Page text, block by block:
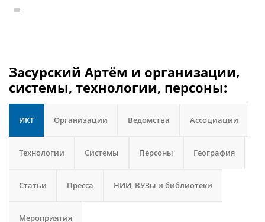
Засурский Артём и организации,
системы, технологии, персоны:
ИКТ Организации Ведомства Ассоциации
Технологии Системы Персоны География
Статьи Пресса НИИ, ВУЗы и библиотеки
Мероприятия